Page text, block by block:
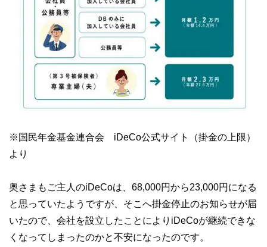
※国民年金基金連合会 iDeCo公式サイト（掛金の上限）
より
奥さまもご主人のiDeCoは、68,000円から23,000円になる
と思っていたようですが、そこへ掛金停止のお知らせが届
いたので、会社を設立したことによりiDeCoが継続できな
くなってしまったのかと不安になったのです。